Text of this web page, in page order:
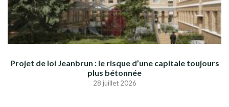
Projet de loi Jeanbrun : le risque d’une capitale toujours
plus bétonnée
28 juillet 2026